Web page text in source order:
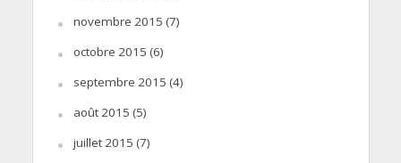
novembre 2015 (7)
octobre 2015 (6)
septembre 2015 (4)
août 2015 (5)
juillet 2015 (7)